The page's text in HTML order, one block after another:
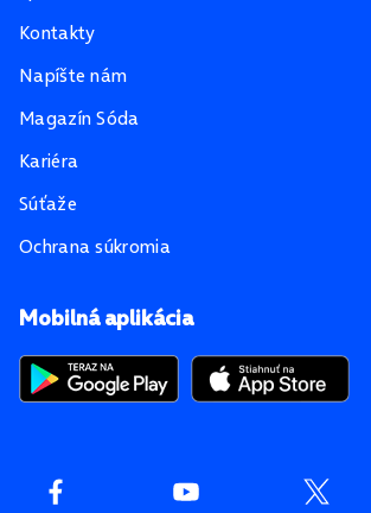
Mobilná aplikácia
Kontakty
Napíšte nám
Magazín Sóda
Kariéra
Súťaže
Ochrana súkromia